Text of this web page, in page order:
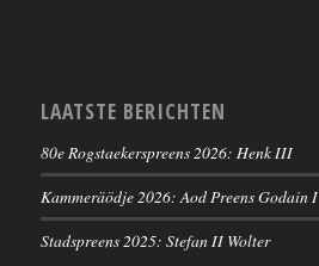
LAATSTE BERICHTEN
80e Rogstaekerspreens 2026: Henk III
Kammeräödje 2026: Aod Preens Godain I
Stadspreens 2025: Stefan II Wolter